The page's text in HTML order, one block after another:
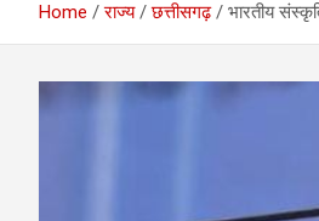
Home राज्य छत्तीसगढ़ भारतीय